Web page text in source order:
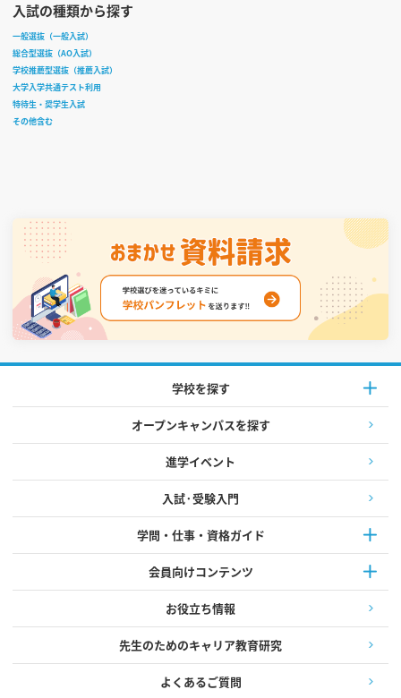
入試の種類から探す
一般選抜（一般入試）
総合型選抜（AO入試）
学校推薦型選抜（推薦入試）
大学入学共通テスト利用
特待生・奨学生入試
その他含む
学校を探す
オープンキャンパスを探す
進学イベント
入試·受験入門
学問・仕事・資格ガイド
会員向けコンテンツ
お役立ち情報
先生のためのキャリア教育研究
よくあるご質問